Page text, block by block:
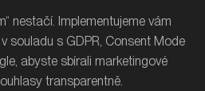
nestačí. Implementujeme vám
souladu s GDPR, Consent Mode
abyste sbírali marketingové
transparentně.
Pojišťovnou zvýšili
díky featured snippets